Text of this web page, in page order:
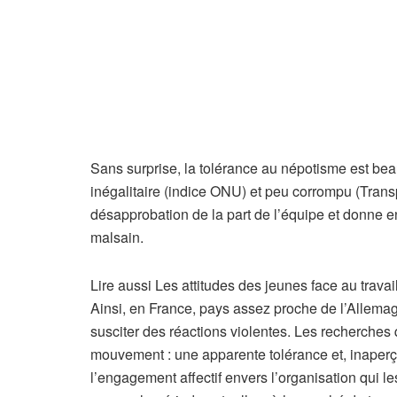
Sans surprise, la tolérance au népotisme est
inégalitaire (indice ONU) et peu corrompu
désapprobation de la part de l’équipe et donne
malsain.
Lire aussi A
r
t
i
c
Les attitudes des jeunes face au
Ainsi, en France, pays assez proche de
susciter des réactions violentes. Les
mouvement : une apparente tolérance et,
l’engagement affectif envers l’organisation qui